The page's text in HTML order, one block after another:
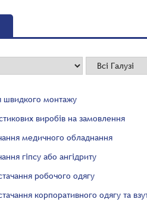
швидкого монтажу
виробів на замовлення
медичного обладнання
гіпсу або ангідриту
робочого одягу
корпоративного одягу та